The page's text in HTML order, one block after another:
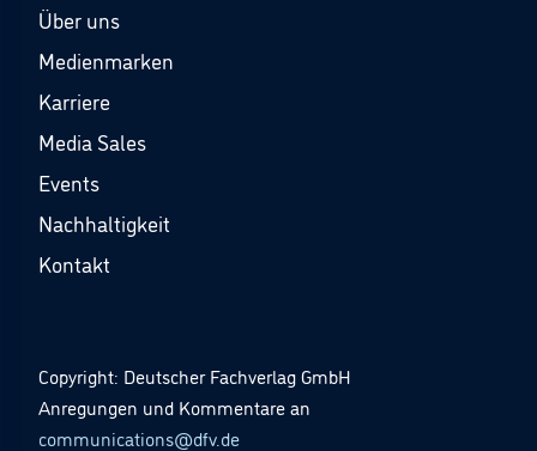
Über uns
Medienmarken
Karriere
Media Sales
Events
Nachhaltigkeit
Kontakt
Copyright: Deutscher Fachverlag GmbH
Anregungen und Kommentare an
communications@dfv.de